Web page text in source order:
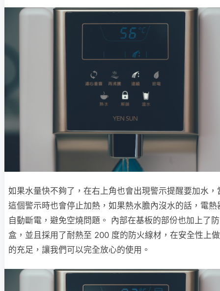
如果水量快不夠了，在右上角也會出現警示提醒要加水，
這個警示時也會停止加熱，如果熱水膽內沒水的話，電熱
自動斷電，避免空燒問題。 內部在基板的部份也加上了
盒，並且採用了耐熱至 200 度的防火線材，在安全性上
的充足，讓我們可以完全放心的使用。